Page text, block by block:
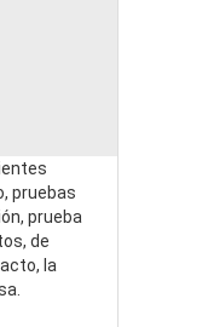
pruebas
prueba
de
la